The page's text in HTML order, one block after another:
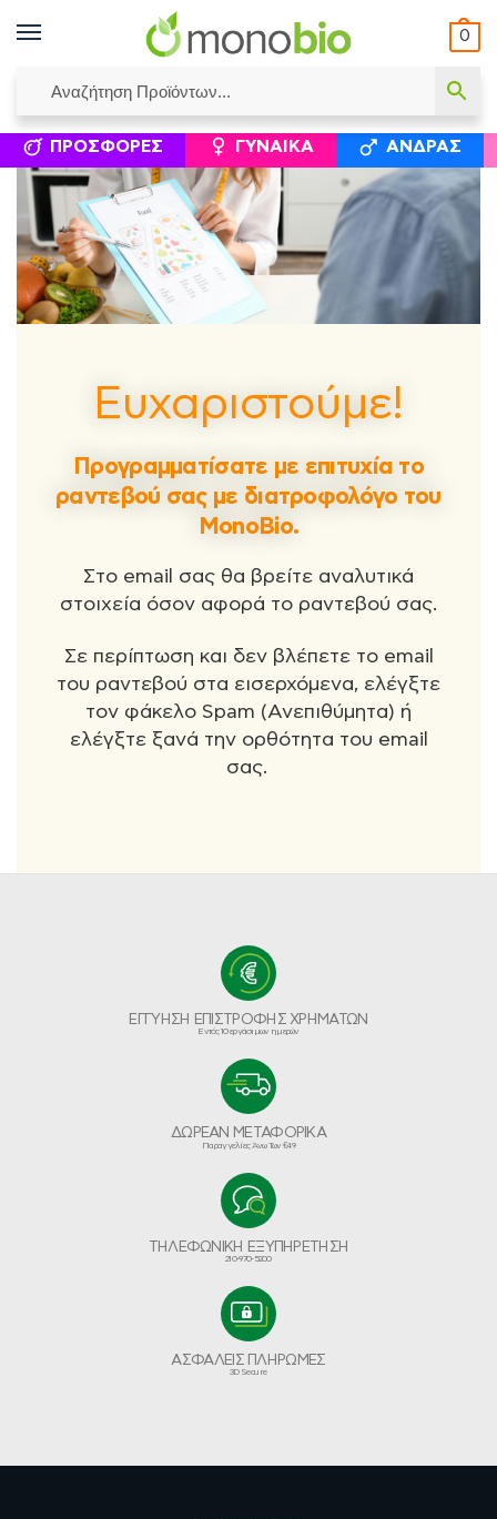
0
ΙΣΟΛΟΓΙΣΜΟΊ ΕΛΕΆΝΝΑ ΧΡΙΣΤΙΝΆΚΗ ΕΠΙΚΟΙΝΩΝΊΑ
ΣΥΜΠΛΗΡΏΜΑΤΑ ΔΙΑΤΡΟΦΉΣ ΦΥΣΙΚΆ
ΠΡΟΣΦΟΡΈΣ ΓΥΝΑΊΚΑ ΆΝΔΡΑΣ
Ευχαριστούμε!
Προγραμματίσατε με επιτυχία το
ραντεβού σας με διατροφολόγο του
MonoBio.
Στο email σας θα βρείτε αναλυτικά
στοιχεία όσον αφορά το ραντεβού σας.
Σε περίπτωση και δεν βλέπετε το email
του ραντεβού στα εισερχόμενα, ελέγξτε
τον φάκελο Spam (Ανεπιθύμητα) ή
ελέγξτε ξανά την ορθότητα του email
σας.
ΕΓΓΥΗΣΗ ΕΠΙΣΤΡΟΦΗΣ ΧΡΗΜΑΤΩΝ
Εντός 10 εργάσιμων ημερών
ΔΩΡΕΑΝ ΜΕΤΑΦΟΡΙΚΑ
Παραγγελίες Άνω Των €49
ΤΗΛΕΦΩΝΙΚΗ ΕΞΥΠΗΡΕΤΗΣΗ
210-970-5200
ΑΣΦΑΛΕΙΣ ΠΛΗΡΩΜΕΣ
3D Secure